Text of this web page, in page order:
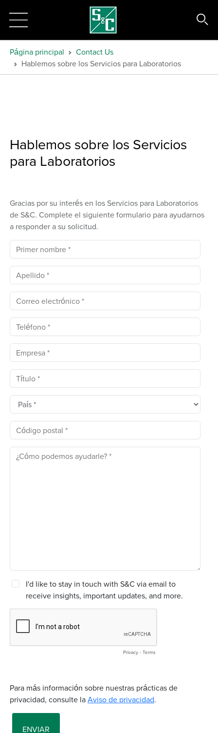
Página principal
Contact Us
Hablemos sobre los Servicios para Laboratorios
Hablemos sobre los Servicios
para Laboratorios
Gracias por su interés en los Servicios para Laboratorios
de S&C. Complete el siguiente formulario para ayudarnos
a responder a su solicitud.